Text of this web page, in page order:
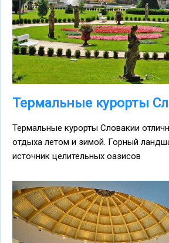
Термальные курорты
Термальные курорты Словакии
отдыха летом и зимой. Горный
источник целительных оазисов